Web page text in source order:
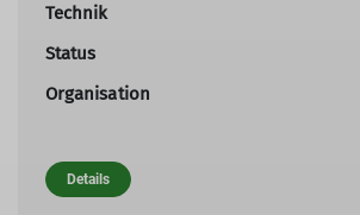
Technik
Status
Organisation
Details